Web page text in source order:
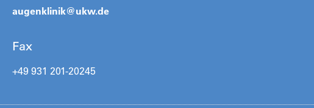
augenklinik@ukw.de
Fax
+49 931 201-20245